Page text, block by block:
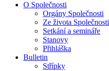
O Společnosti
Orgány Společnosti
Ze života Společnosti
Setkání a semináře
Stanovy
Přihláška
Bulletin
Střípky